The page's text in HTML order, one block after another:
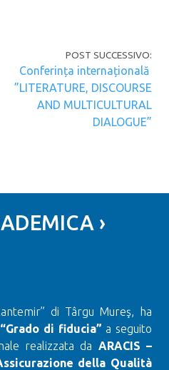
POST SUCCESSIVO:
Conferința internațională
”LITERATURE, DISCOURSE
AND MULTICULTURAL
DIALOGUE”
›
di Târgu Mureş, ha
“Grado di fiducia” a seguito
realizzata da ARACIS –
della Qualità